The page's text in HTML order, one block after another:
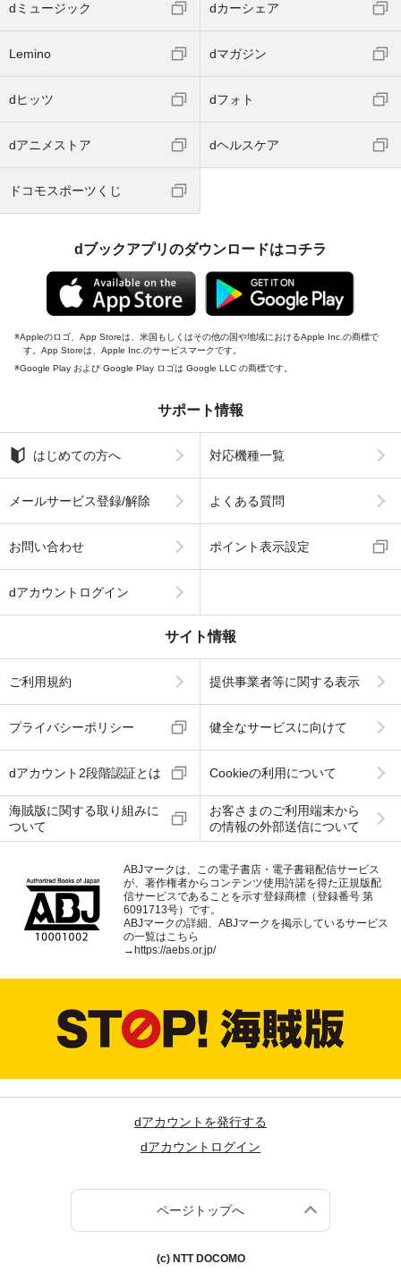
dミュージック dカーシェア
Lemino dマガジン
dヒッツ dフォト
dアニメストア dヘルスケア
ドコモスポーツくじ
dブックアプリのダウンロードはコチラ
Appleのロゴ、App Storeは、米国もしくはその他の国や地域におけるApple Inc.の商標で
す。App Storeは、Apple Inc.のサービスマークです。
Google Play および Google Play ロゴは Google LLC の商標です。
サポート情報
はじめての方へ 対応機種一覧
メールサービス登録/解除 よくある質問
お問い合わせ ポイント表示設定
dアカウントログイン
サイト情報
ご利用規約 提供事業者等に関する表示
プライバシーポリシー 健全なサービスに向けて
dアカウント2段階認証とは Cookieの利用について
海賊版に関する取り組みに
ついて
お客さまのご利用端末から
の情報の外部送信について
ABJマークは、この電子書店・電子書籍配信サービス
が、著作権者からコンテンツ使用許諾を得た正規版配
信サービスであることを示す登録商標（登録番号 第
6091713号）です。
ABJマークの詳細、ABJマークを掲示しているサービス
の一覧はこちら
→https://aebs.or.jp/
dアカウントを発行する
dアカウントログイン
ページトップへ
(c) NTT DOCOMO